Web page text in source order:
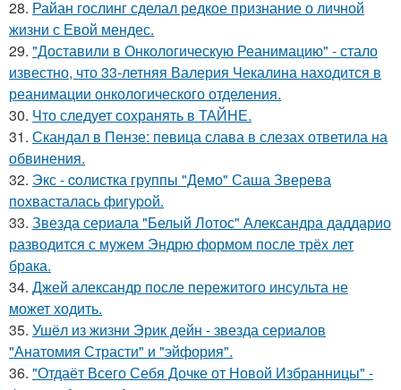
28. Райан гослинг сделал редкое признание о личной
жизни с Евой мендес.
29. "Доставили в Онкологическую Реанимацию" - стало
известно, что 33-летняя Валерия Чекалина находится в
реанимации онкологического отделения.
30. Что следует сохранять в ТАЙНЕ.
31. Скандал в Пензе: певица слава в слезах ответила на
обвинения.
32. Экс - coлистка группы "Демо" Саша Зверева
пoхвасталась фигуpoй.
33. Звезда сериала "Белый Лотос" Александра даддарио
разводится с мужем Эндрю формом после трёх лет
брака.
34. Джей александр после пережитого инсульта не
может ходить.
35. Ушёл из жизни Эрик дейн - звезда сериалов
"Анатомия Страсти" и "эйфория".
36. "Отдаёт Всего Себя Дочке от Новой Избранницы" -